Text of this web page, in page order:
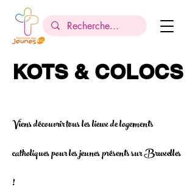
KOTS & COLOCS
KOTS & COLOCS
Viens découvrir tous les lieux de logements
catholiques pour les jeunes présents sur Bruxelles
!